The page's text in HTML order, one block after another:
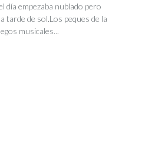
día empezaba nublado pero
tarde de sol.Los peques de la
musicales...